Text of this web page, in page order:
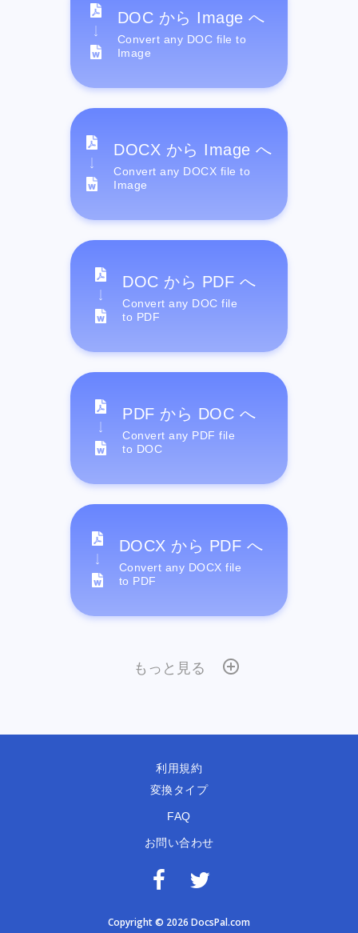
DOC から Image へ
Convert any DOC file to
Image
DOCX から Image へ
Convert any DOCX file to
Image
DOC から PDF へ
Convert any DOC file
to PDF
PDF から DOC へ
Convert any PDF file
to DOC
DOCX から PDF へ
Convert any DOCX file
to PDF
もっと見る
利用規約
変換タイプ
FAQ
お問い合わせ
Copyright © 2026 DocsPal.com